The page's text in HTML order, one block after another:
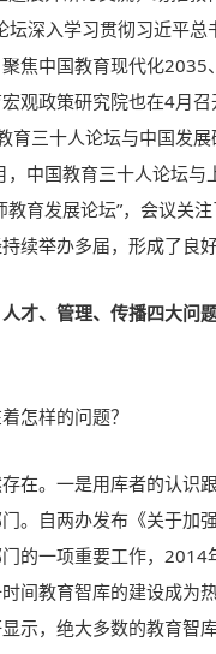
深入学习贯彻习近平
焦中国教育现代化
观政策研究院也在4月
育三十人论坛与中国发
，中国教育三十人论坛
育发展论坛”，会议关
续举办多届，形成了良
才、管理、传播四大问
怎样的问题？
在。一是用库者的认识
。自两办发布《关于加
的一项重要工作，
间教育智库的建设成为
示，绝大多数的教育智